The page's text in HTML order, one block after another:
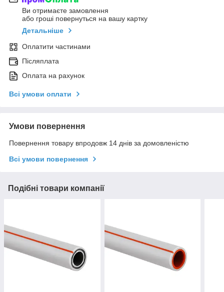
Ви отримаєте замовлення
або гроші повернуться на вашу картку
Детальніше
Оплатити частинами
Післяплата
Оплата на рахунок
Всі умови оплати
Умови повернення
Повернення товару впродовж 14 днів за домовленістю
Всі умови повернення
Подібні товари компанії